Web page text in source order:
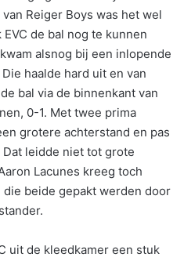
Reiger Boys was het wel
de bal nog te kunnen
alsnog bij een inlopende
haalde hard uit en van
bal via de binnenkant van
0-1. Met twee prima
grotere achterstand en pas
Dat leidde niet tot grote
Lacunes kreeg toch
beide gepakt werden door
uit de kleedkamer een stuk